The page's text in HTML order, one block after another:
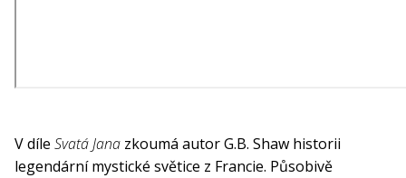
V díle Svatá Jana zkoumá autor G.B. Shaw historii
legendární mystické světice z Francie. Působivě